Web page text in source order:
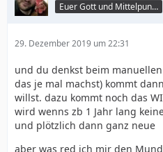
Euer Gott und Mittelpunkt
29. Dezember 2019 um 22:31
und du denkst beim
das je mal machst) kommt
willst. dazu kommt noch das
wird wenns zb 1 Jahr lang
und plötzlich dann ganz neue
aber was red ich mir den